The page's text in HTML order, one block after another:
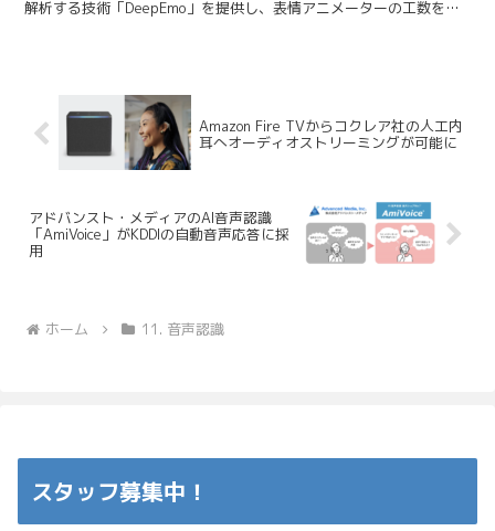
解析する技術「DeepEmo」を提供し、表情アニメーターの工数を
Amazon Fire TVからコクレア社の人工内
耳へオーディオストリーミングが可能に
アドバンスト・メディアのAI音声認識
「AmiVoice」がKDDIの自動音声応答に採
用
ホーム 11. 音声認識
スタッフ募集中！